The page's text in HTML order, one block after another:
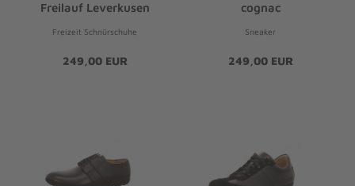
Freilauf Leverkusen
Freizeit Schnürschuhe
249,00 EUR
cognac
Sneaker
249,00 EUR